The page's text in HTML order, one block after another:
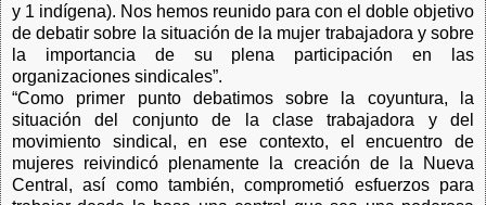
y 1 indígena). Nos hemos reunido para con el doble objetivo
de debatir sobre la situación de la mujer trabajadora y sobre
la importancia de su plena participación en las
organizaciones sindicales”.
“Como primer punto debatimos sobre la coyuntura, la
situación del conjunto de la clase trabajadora y del
movimiento sindical, en ese contexto, el encuentro de
mujeres reivindicó plenamente la creación de la Nueva
Central, así como también, comprometió esfuerzos para